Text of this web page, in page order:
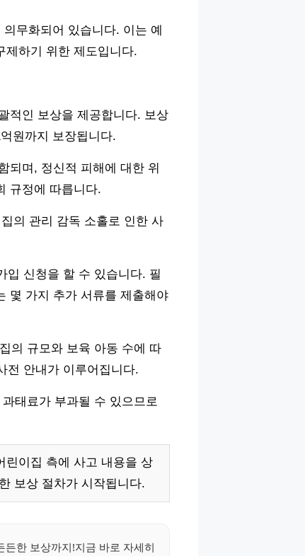
무화되어 있습니다. 이는 예
제하기 위한 제도입니다.
적인 보상을 제공합니다. 보상
원까지 보장됩니다.
되며, 정신적 피해에 대한 위
규정에 따릅니다.
의 관리 감독 소홀로 인한 사
입 신청을 할 수 있습니다. 필
몇 가지 추가 서류를 제출해야
의 규모와 보육 아동 수에 따
전 안내가 이루어집니다.
태료가 부과될 수 있으므로
린이집 측에 사고 내용을 상
보상 절차가 시작됩니다.
한 보상까지!지금 바로 자세히